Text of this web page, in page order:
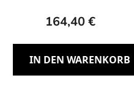
164,40 €
IN DEN WARENKORB